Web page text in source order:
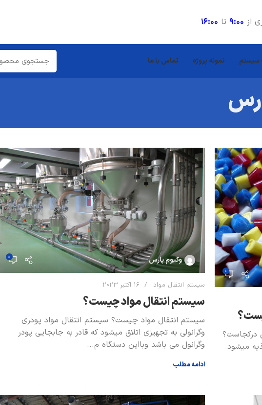
از 9:00 تا 16:00
سیستم نمونه پروژه تماس با ما
0
درکجاست؟
میشود
وکیوم پارس 0
سیستم انتقال مواد 16 اکتبر 2023
سیستم انتقال مواد چیست؟
سیستم انتقال مواد چیست؟ سیستم انتقال مواد پودری
وگرانولی به تجهیزی اتلاق میشود که قادر به جابجایی پودر
وگرانول می باشد وبااین دستگاه م...
ادامه مطلب